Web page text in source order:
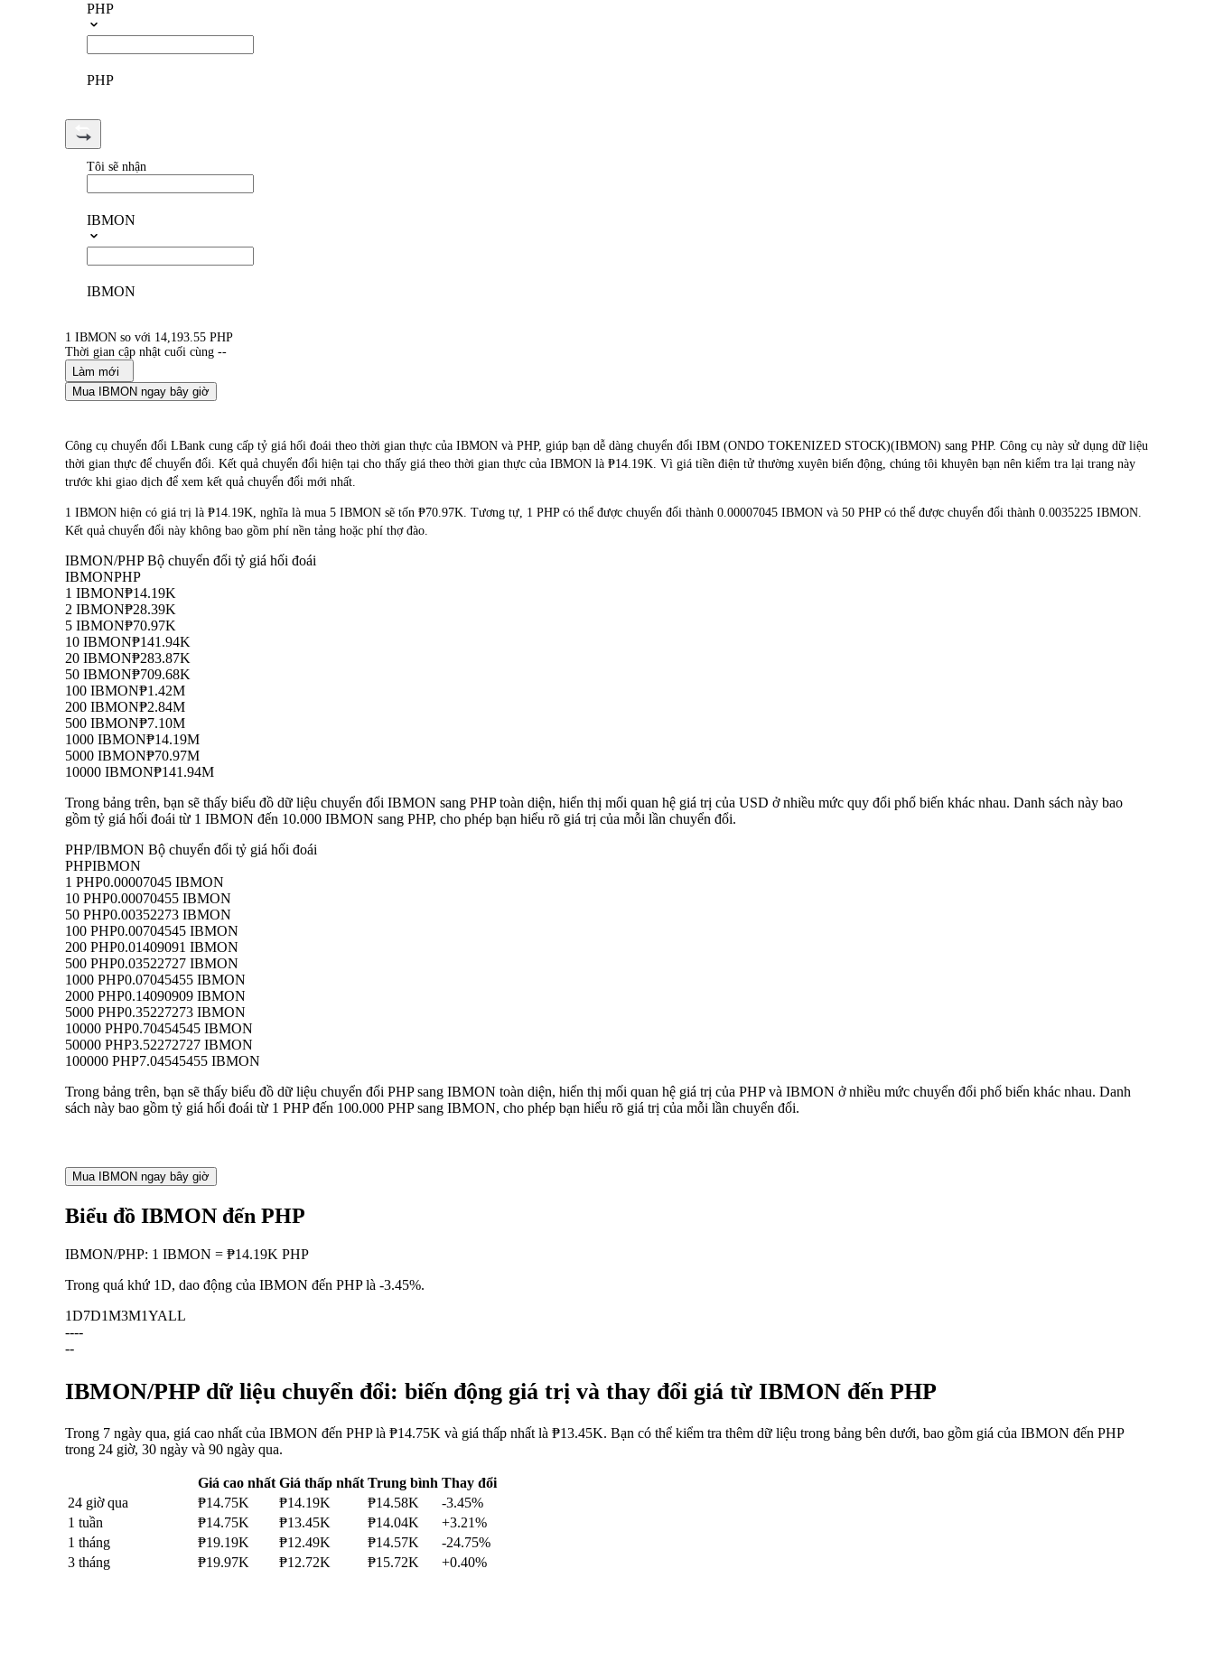
PHP
PHP
Tôi sẽ nhận
IBMON
IBMON
1 IBMON so với 14,193.55 PHP
Thời gian cập nhật cuối cùng --
Làm mới
Mua IBMON ngay bây giờ
Công cụ chuyển đổi LBank cung cấp tỷ giá hối đoái theo thời gian thực của IBMON và PHP, giúp bạn dễ dàng chuyển đổi IBM (ONDO TOKENIZED STOCK)(IBMON) sang PHP. Công cụ này sử dụng dữ liệu
thời gian thực để chuyển đổi. Kết quả chuyển đổi hiện tại cho thấy giá theo thời gian thực của IBMON là ₱14.19K. Vì giá tiền điện tử thường xuyên biến động, chúng tôi khuyên bạn nên kiểm tra lại trang này
trước khi giao dịch để xem kết quả chuyển đổi mới nhất.
1 IBMON hiện có giá trị là ₱14.19K, nghĩa là mua 5 IBMON sẽ tốn ₱70.97K. Tương tự, 1 PHP có thể được chuyển đổi thành 0.00007045 IBMON và 50 PHP có thể được chuyển đổi thành 0.0035225 IBMON.
Kết quả chuyển đổi này không bao gồm phí nền tảng hoặc phí thợ đào.
IBMON/PHP Bộ chuyển đổi tỷ giá hối đoái
IBMONPHP
1 IBMON₱14.19K
2 IBMON₱28.39K
5 IBMON₱70.97K
10 IBMON₱141.94K
20 IBMON₱283.87K
50 IBMON₱709.68K
100 IBMON₱1.42M
200 IBMON₱2.84M
500 IBMON₱7.10M
1000 IBMON₱14.19M
5000 IBMON₱70.97M
10000 IBMON₱141.94M
Trong bảng trên, bạn sẽ thấy biểu đồ dữ liệu chuyển đổi IBMON sang PHP toàn diện, hiển thị mối quan hệ giá trị của USD ở nhiều mức quy đổi phổ biến khác nhau. Danh sách này bao
gồm tỷ giá hối đoái từ 1 IBMON đến 10.000 IBMON sang PHP, cho phép bạn hiểu rõ giá trị của mỗi lần chuyển đổi.
PHP/IBMON Bộ chuyển đổi tỷ giá hối đoái
PHPIBMON
1 PHP0.00007045 IBMON
10 PHP0.00070455 IBMON
50 PHP0.00352273 IBMON
100 PHP0.00704545 IBMON
200 PHP0.01409091 IBMON
500 PHP0.03522727 IBMON
1000 PHP0.07045455 IBMON
2000 PHP0.14090909 IBMON
5000 PHP0.35227273 IBMON
10000 PHP0.70454545 IBMON
50000 PHP3.52272727 IBMON
100000 PHP7.04545455 IBMON
Trong bảng trên, bạn sẽ thấy biểu đồ dữ liệu chuyển đổi PHP sang IBMON toàn diện, hiển thị mối quan hệ giá trị của PHP và IBMON ở nhiều mức chuyển đổi phổ biến khác nhau. Danh
sách này bao gồm tỷ giá hối đoái từ 1 PHP đến 100.000 PHP sang IBMON, cho phép bạn hiểu rõ giá trị của mỗi lần chuyển đổi.
Mua IBMON ngay bây giờ
Biểu đồ IBMON đến PHP
IBMON/PHP: 1 IBMON = ₱14.19K PHP
Trong quá khứ 1D, dao động của IBMON đến PHP là -3.45%.
1D7D1M3M1YALL
----
--
IBMON/PHP dữ liệu chuyển đổi: biến động giá trị và thay đổi giá từ IBMON đến PHP
Trong 7 ngày qua, giá cao nhất của IBMON đến PHP là ₱14.75K và giá thấp nhất là ₱13.45K. Bạn có thể kiểm tra thêm dữ liệu trong bảng bên dưới, bao gồm giá của IBMON đến PHP
trong 24 giờ, 30 ngày và 90 ngày qua.
Giá cao nhất Giá thấp nhất Trung bình Thay đổi
24 giờ qua
₱14.75K ₱14.19K ₱14.58K
-3.45%
1 tuần
₱14.75K ₱13.45K ₱14.04K
+3.21%
1 tháng
₱19.19K ₱12.49K ₱14.57K
-24.75%
3 tháng
₱19.97K ₱12.72K ₱15.72K +0.40%